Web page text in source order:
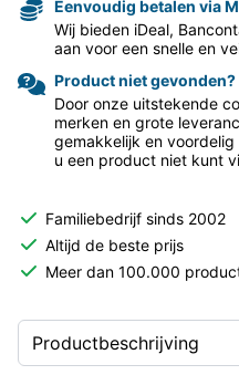
Eenvoudig betalen via
Wij bieden iDeal,
aan voor een snelle en
Product niet gevonden?
Door onze uitstekende
merken en grote
gemakkelijk en voordelig
u een product niet kunt
Familiebedrijf sinds 2002
Altijd de beste prijs
Meer dan 100.000